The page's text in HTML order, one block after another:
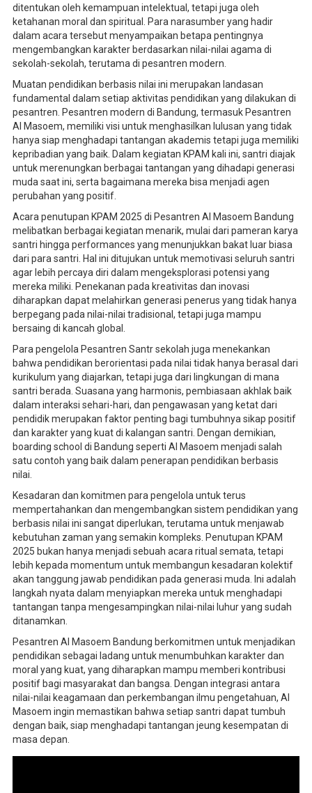
ditentukan oleh kemampuan intelektual, tetapi juga oleh
ketahanan moral dan spiritual. Para narasumber yang hadir
dalam acara tersebut menyampaikan betapa pentingnya
mengembangkan karakter berdasarkan nilai-nilai agama di
sekolah-sekolah, terutama di pesantren modern.
Muatan pendidikan berbasis nilai ini merupakan landasan
fundamental dalam setiap aktivitas pendidikan yang dilakukan di
pesantren. Pesantren modern di Bandung, termasuk Pesantren
Al Masoem, memiliki visi untuk menghasilkan lulusan yang tidak
hanya siap menghadapi tantangan akademis tetapi juga memiliki
kepribadian yang baik. Dalam kegiatan KPAM kali ini, santri diajak
untuk merenungkan berbagai tantangan yang dihadapi generasi
muda saat ini, serta bagaimana mereka bisa menjadi agen
perubahan yang positif.
Acara penutupan KPAM 2025 di Pesantren Al Masoem Bandung
melibatkan berbagai kegiatan menarik, mulai dari pameran karya
santri hingga performances yang menunjukkan bakat luar biasa
dari para santri. Hal ini ditujukan untuk memotivasi seluruh santri
agar lebih percaya diri dalam mengeksplorasi potensi yang
mereka miliki. Penekanan pada kreativitas dan inovasi
diharapkan dapat melahirkan generasi penerus yang tidak hanya
berpegang pada nilai-nilai tradisional, tetapi juga mampu
bersaing di kancah global.
Para pengelola Pesantren Santr sekolah juga menekankan
bahwa pendidikan berorientasi pada nilai tidak hanya berasal dari
kurikulum yang diajarkan, tetapi juga dari lingkungan di mana
santri berada. Suasana yang harmonis, pembiasaan akhlak baik
dalam interaksi sehari-hari, dan pengawasan yang ketat dari
pendidik merupakan faktor penting bagi tumbuhnya sikap positif
dan karakter yang kuat di kalangan santri. Dengan demikian,
boarding school di Bandung seperti Al Masoem menjadi salah
satu contoh yang baik dalam penerapan pendidikan berbasis
nilai.
Kesadaran dan komitmen para pengelola untuk terus
mempertahankan dan mengembangkan sistem pendidikan yang
berbasis nilai ini sangat diperlukan, terutama untuk menjawab
kebutuhan zaman yang semakin kompleks. Penutupan KPAM
2025 bukan hanya menjadi sebuah acara ritual semata, tetapi
lebih kepada momentum untuk membangun kesadaran kolektif
akan tanggung jawab pendidikan pada generasi muda. Ini adalah
langkah nyata dalam menyiapkan mereka untuk menghadapi
tantangan tanpa mengesampingkan nilai-nilai luhur yang sudah
ditanamkan.
Pesantren Al Masoem Bandung berkomitmen untuk menjadikan
pendidikan sebagai ladang untuk menumbuhkan karakter dan
moral yang kuat, yang diharapkan mampu memberi kontribusi
positif bagi masyarakat dan bangsa. Dengan integrasi antara
nilai-nilai keagamaan dan perkembangan ilmu pengetahuan, Al
Masoem ingin memastikan bahwa setiap santri dapat tumbuh
dengan baik, siap menghadapi tantangan jeung kesempatan di
masa depan.